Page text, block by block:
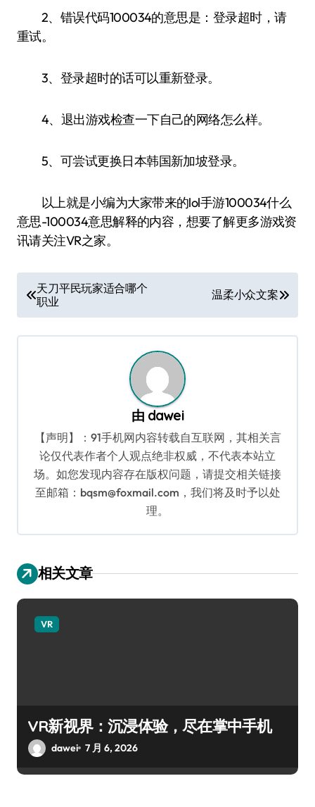
2、错误代码100034的意思是：登录超时，请
重试。
3、登录超时的话可以重新登录。
4、退出游戏检查一下自己的网络怎么样。
5、可尝试更换日本韩国新加坡登录。
以上就是小编为大家带来的lol手游100034什么
意思-100034意思解释的内容，想要了解更多游戏资
讯请关注VR之家。
章
导
天刀平民玩家适合哪个
职业
温柔小众文案
由 dawei
【声明】：91手机网内容转载自互联网，其相关言
论仅代表作者个人观点绝非权威，不代表本站立
场。如您发现内容存在版权问题，请提交相关链接
至邮箱：bqsm@foxmail.com，我们将及时予以处
理。
相关文章
VR
VR新视界：沉浸体验，尽在掌中手机
dawei 7 月 6, 2026